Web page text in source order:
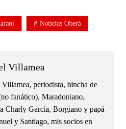
Noticias Oberá
Villamea
periodista, hincha de
fanático), Maradoniano,
Charly García, Borgiano y papá
y Santiago, mis socios en